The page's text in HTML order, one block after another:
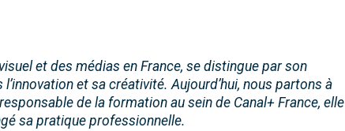
et des médias en France, se distingue par son
et sa créativité. Aujourd’hui, nous partons à
de la formation au sein de Canal+ France, elle
sa pratique professionnelle.